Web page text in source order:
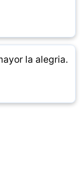
la alegria.